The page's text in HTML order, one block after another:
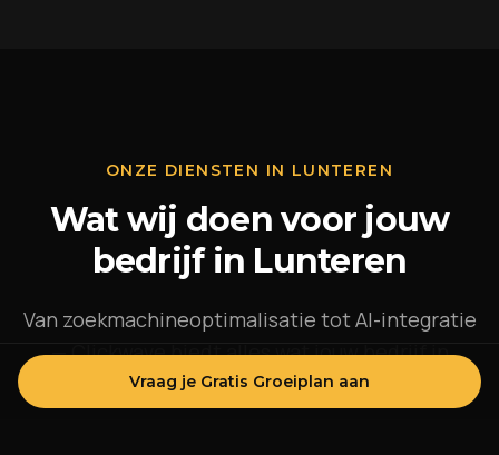
ONZE DIENSTEN IN LUNTEREN
Wat wij doen voor jouw
bedrijf in Lunteren
Van zoekmachineoptimalisatie tot AI-integratie
— Clickwave biedt alles wat jouw bedrijf in
Lunteren nodig heeft om online te groeien.
Vraag je Gratis Groeiplan aan